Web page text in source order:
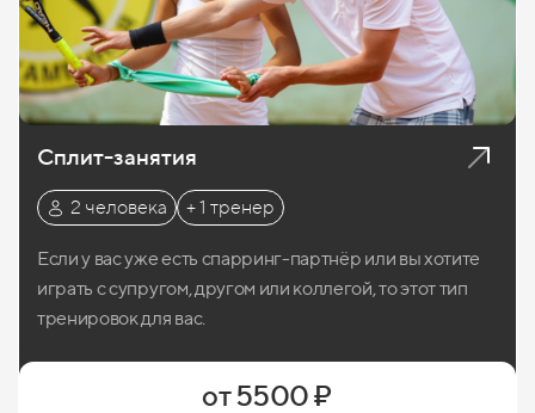
Сплит-занятия
2 человека + 1 тренер
Если у вас уже есть спарринг-партнёр или вы хотите
играть с супругом, другом или коллегой, то этот тип
тренировок для вас.
от 5500 ₽